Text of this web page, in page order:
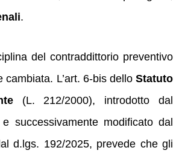
.
del contraddittorio preventivo
L’art. 6‑bis dello Statuto
(L. 212/2000), introdotto dal
successivamente modificato dal
d.lgs. 192/2025, prevede che gli